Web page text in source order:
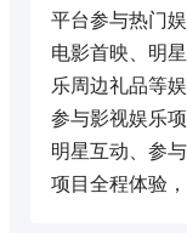
平台参与热门
电影首映、明
乐周边礼品等
参与影视娱乐
明星互动、参
项目全程体验